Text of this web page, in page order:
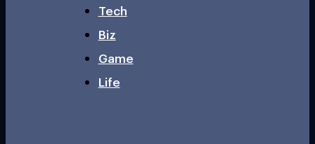
Tech
Biz
Game
Life